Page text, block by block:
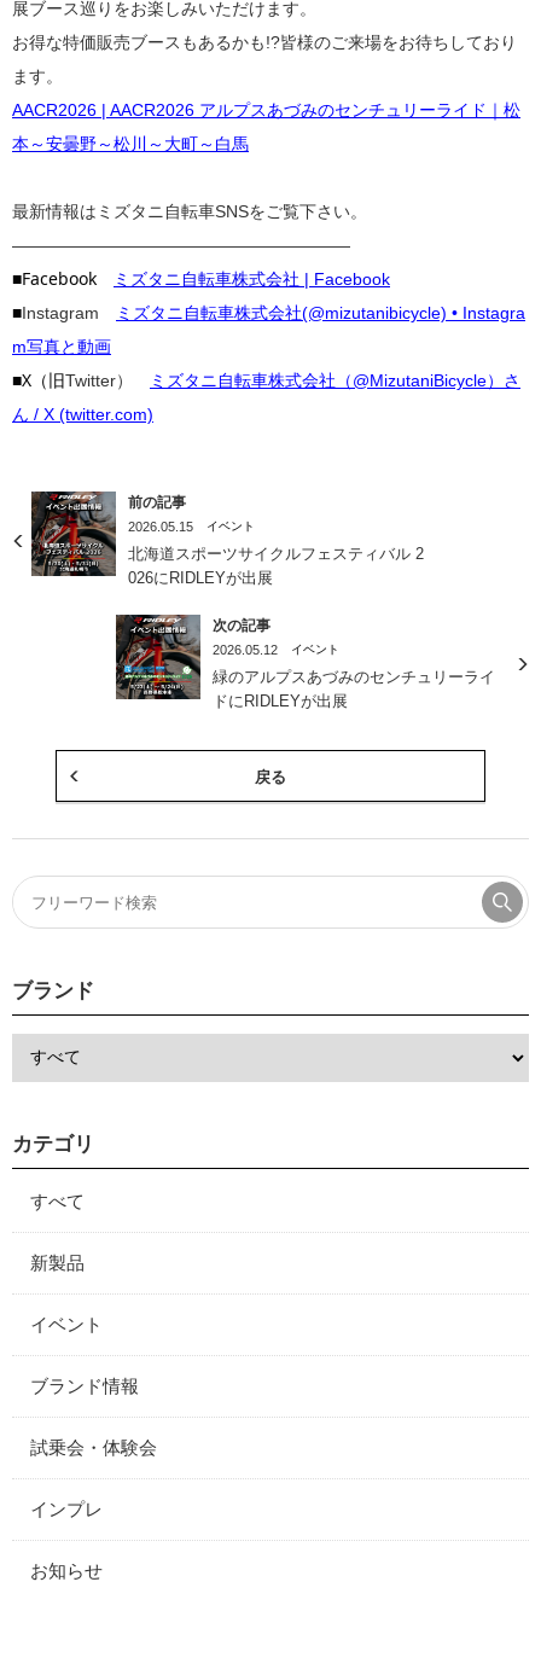
展ブース巡りをお楽しみいただけます。
お得な特価販売ブースもあるかも!?皆様のご来場をお待ちしており
ます。
AACR2026 | AACR2026 アルプスあづみのセンチュリーライド｜松
本～安曇野～松川～大町～白馬
最新情報はミズタニ自転車SNSをご覧下さい。
————————————————————
■Facebook ミズタニ自転車株式会社 | Facebook
■Instagram
ミズタニ自転車株式会社(@mizutanibicycle) • Instagra
m写真と動画
■X（旧Twitter）
ミズタニ自転車株式会社（@MizutaniBicycle）さ
ん / X (twitter.com)
前の記事
2026.05.15 イベント
北海道スポーツサイクルフェスティバル 2
026にRIDLEYが出展
次の記事
2026.05.12 イベント
緑のアルプスあづみのセンチュリーライ
ドにRIDLEYが出展
戻る
ブランド
カテゴリ
すべて
新製品
イベント
ブランド情報
試乗会・体験会
インプレ
お知らせ